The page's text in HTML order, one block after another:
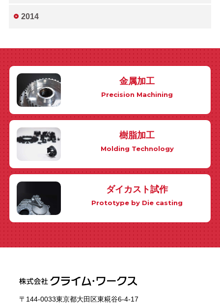
2014
金属加工
Precision Machining
樹脂加工
Molding Technology
ダイカスト試作
Prototype by Die casting
〒144-0033東京都大田区東糀谷6-4-17